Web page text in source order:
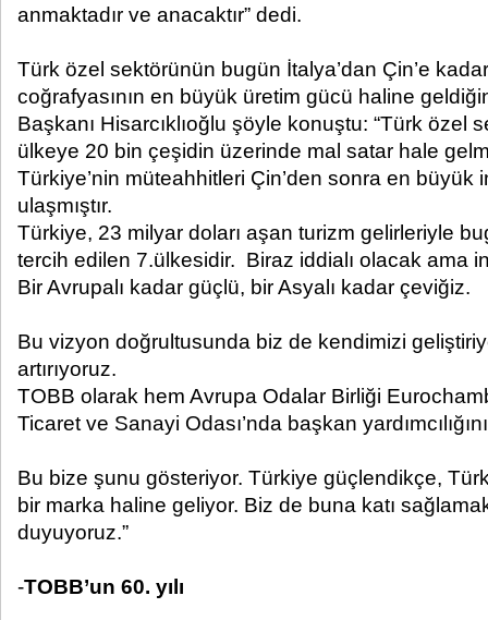
anmaktadır ve anacaktır” dedi.
Türk özel sektörünün bugün İtalya’dan Çin’e
coğrafyasının en büyük üretim gücü haline
Başkanı Hisarcıklıoğlu şöyle konuştu: “Türk özel
ülkeye 20 bin çeşidin üzerinde mal satar hale
Türkiye’nin müteahhitleri Çin’den sonra en büyük
ulaşmıştır.
Türkiye, 23 milyar doları aşan turizm gelirleriyle
tercih edilen 7.ülkesidir. Biraz iddialı olacak ama
Bir Avrupalı kadar güçlü, bir Asyalı kadar çeviğiz.
Bu vizyon doğrultusunda biz de kendimizi
artırıyoruz.
TOBB olarak hem Avrupa Odalar Birliği
Ticaret ve Sanayi Odası’nda başkan
Bu bize şunu gösteriyor. Türkiye güçlendikçe,
bir marka haline geliyor. Biz de buna katı
duyuyoruz.”
-TOBB’un 60. yılı